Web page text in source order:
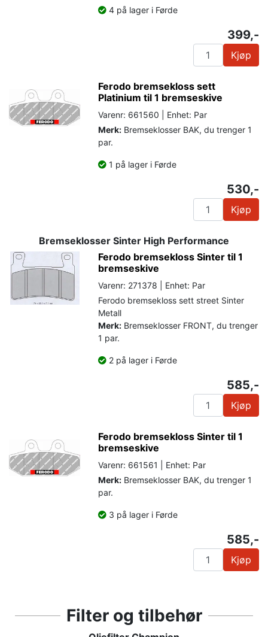
4 på lager i Førde
399,-
Kjøp
Ferodo bremsekloss sett
Platinium til 1 bremseskive
Varenr: 661560 | Enhet: Par
Merk: Bremseklosser BAK, du trenger 1
par.
1 på lager i Førde
530,-
Kjøp
Bremseklosser Sinter High Performance
Ferodo bremsekloss Sinter til 1
bremseskive
Varenr: 271378 | Enhet: Par
Ferodo bremsekloss sett street Sinter
Metall
Merk: Bremseklosser FRONT, du trenger
1 par.
2 på lager i Førde
585,-
Kjøp
Ferodo bremsekloss Sinter til 1
bremseskive
Varenr: 661561 | Enhet: Par
Merk: Bremseklosser BAK, du trenger 1
par.
3 på lager i Førde
585,-
Kjøp
Filter og tilbehør